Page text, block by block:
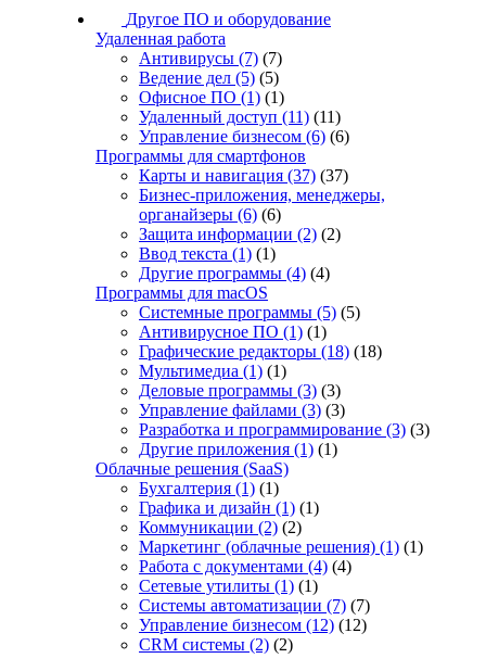
Другое ПО и оборудование
Удаленная работа
Антивирусы (7) (7)
Ведение дел (5) (5)
Офисное ПО (1) (1)
Удаленный доступ (11) (11)
Управление бизнесом (6) (6)
Программы для смартфонов
Карты и навигация (37) (37)
Бизнес-приложения, менеджеры,
органайзеры (6) (6)
Защита информации (2) (2)
Ввод текста (1) (1)
Другие программы (4) (4)
Программы для macOS
Системные программы (5) (5)
Антивирусное ПО (1) (1)
Графические редакторы (18) (18)
Мультимедиа (1) (1)
Деловые программы (3) (3)
Управление файлами (3) (3)
Разработка и программирование (3) (3)
Другие приложения (1) (1)
Облачные решения (SaaS)
Бухгалтерия (1) (1)
Графика и дизайн (1) (1)
Коммуникации (2) (2)
Маркетинг (облачные решения) (1) (1)
Работа с документами (4) (4)
Сетевые утилиты (1) (1)
Системы автоматизации (7) (7)
Управление бизнесом (12) (12)
CRM системы (2) (2)